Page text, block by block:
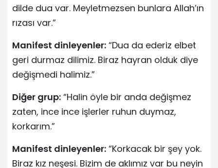
dilde dua var. Meyletmezsen bunlara Allah’ın
rızası var.”
Manifest dinleyenler: “Dua da ederiz elbet
geri durmaz dilimiz. Biraz hayran olduk diye
değişmedi halimiz.”
Diğer grup: “Halin öyle bir anda değişmez
zaten, ince ince işlerler ruhun duymaz,
korkarım.”
Manifest dinleyenler: “Korkacak bir şey yok.
Biraz kız neşesi. Bizim de aklımız var bu neyin